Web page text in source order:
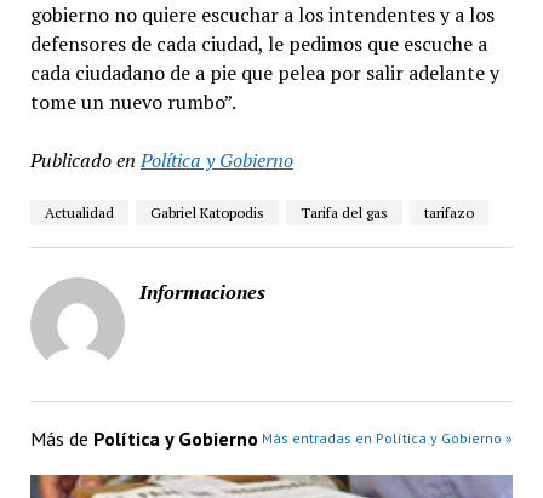
gobierno no quiere escuchar a los intendentes y a los
defensores de cada ciudad, le pedimos que escuche a
cada ciudadano de a pie que pelea por salir adelante y
tome un nuevo rumbo”.
Publicado en Política y Gobierno
Actualidad Gabriel Katopodis Tarifa del gas tarifazo
Informaciones
Más de Política y Gobierno Más entradas en Política y Gobierno »